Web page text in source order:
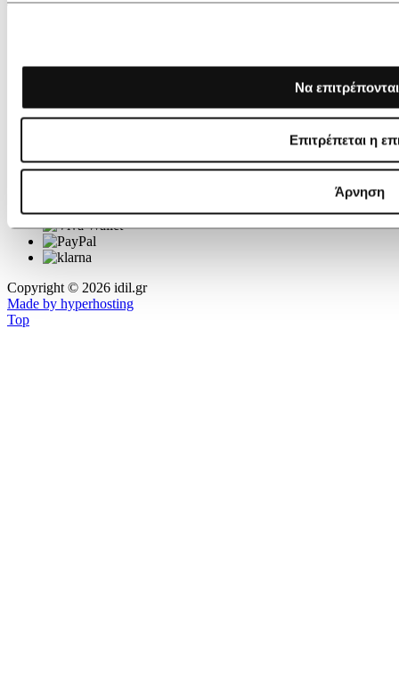
Να
Επιτρέπεται η
Άρνηση
ΤΟ IDIL ΔΕΧΕΤΑΙ
Copyright © 2026 idil.gr
Made by hyperhosting
Top